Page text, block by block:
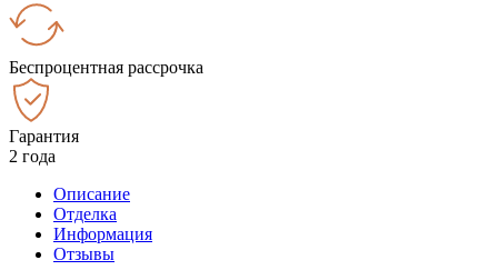
Беспроцентная рассрочка
Гарантия
2 года
Описание
Отделка
Информация
Отзывы